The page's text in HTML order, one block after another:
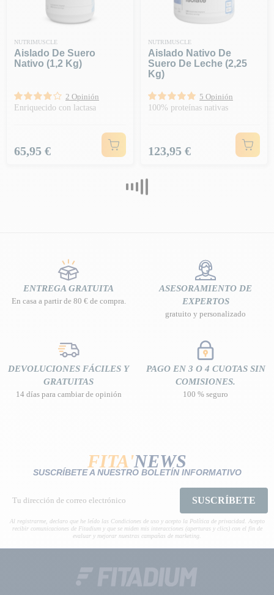
NUTRIMUSCLE
Aislado De Suero
Nativo (1,2 Kg)
2 Opinión
Enriquecido con lactasa
Precio
65,95 €
NUTRIMUSCLE
Aislado Nativo De
Suero De Leche (2,25
Kg)
5 Opinión
100% proteínas nativas
Precio
123,95 €
ENTREGA GRATUITA
En casa a partir de 80 € de compra.
ASESORAMIENTO DE
EXPERTOS
gratuito y personalizado
DEVOLUCIONES FÁCILES Y
GRATUITAS
14 días para cambiar de opinión
PAGO EN 3 O 4 CUOTAS SIN
COMISIONES.
100 % seguro
FITA'NEWS
SUSCRÍBETE A NUESTRO BOLETÍN INFORMATIVO
SUSCRÍBETE
Al registrarme, declaro que he leído las Condiciones de uso y acepto la Política de privacidad. Acepto
recibir comunicaciones de Fitadium y que se miden mis interacciones (aperturas y clics) con el fin de
evaluar y mejorar nuestras campañas de marketing.